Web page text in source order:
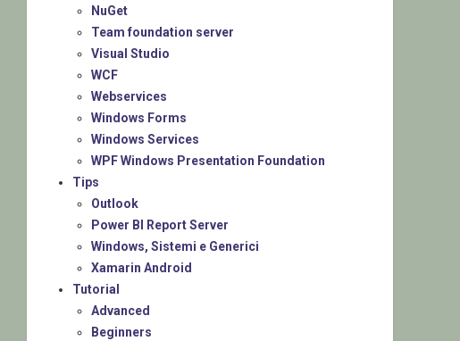
NuGet
Team foundation server
Visual Studio
WCF
Webservices
Windows Forms
Windows Services
WPF Windows Presentation Foundation
Tips
Outlook
Power BI Report Server
Windows, Sistemi e Generici
Xamarin Android
Tutorial
Advanced
Beginners